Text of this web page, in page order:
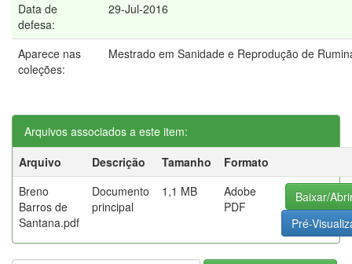
Data de
defesa:
29-Jul-2016
Aparece nas
coleções:
Mestrado em Sanidade e Reprodução de
Arquivos associados a este item:
Arquivo
Descrição Tamanho
Formato
Breno
Barros de
Santana.pdf
Documento
principal
1,1 MB
Adobe
PDF
Baixar/
Pré-